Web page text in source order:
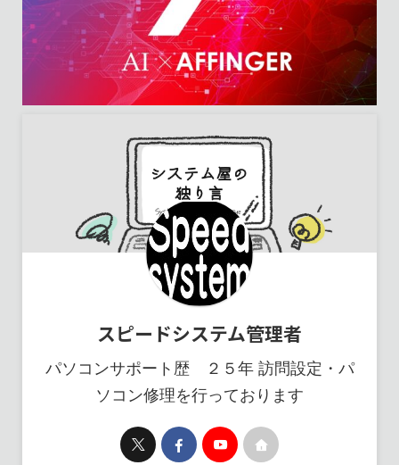
スピードシステム管理者
パソコンサポート歴 ２５年 訪問設定・パ
ソコン修理を行っております